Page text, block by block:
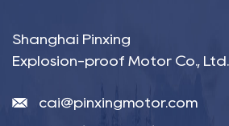
Shanghai Pinxing
Explosion-proof Motor Co., Ltd.
cai@pinxingmotor.com